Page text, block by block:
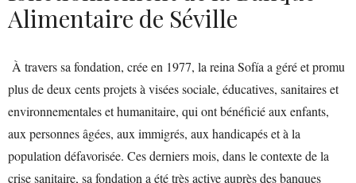
Alimentaire de Séville
À travers sa fondation, crée en 1977, la reina Sofía a géré et promu
plus de deux cents projets à visées sociale, éducatives, sanitaires et
environnementales et humanitaire, qui ont bénéficié aux enfants,
aux personnes âgées, aux immigrés, aux handicapés et à la
population défavorisée. Ces derniers mois, dans le contexte de la
crise sanitaire, sa fondation a été très active auprès des banques